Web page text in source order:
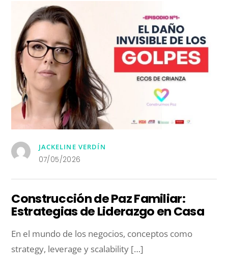
JACKELINE VERDÍN
07/05/2026
Construcción de Paz Familiar:
Estrategias de Liderazgo en Casa
En el mundo de los negocios, conceptos como
strategy, leverage y scalability […]